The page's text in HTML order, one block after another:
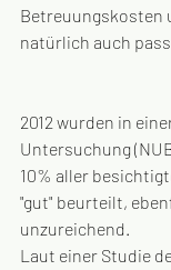
Betreuungskosten
natürlich auch
2012 wurden in
Untersuchung
10% aller
"gut" beurteilt,
unzureichend.
Laut einer Studie